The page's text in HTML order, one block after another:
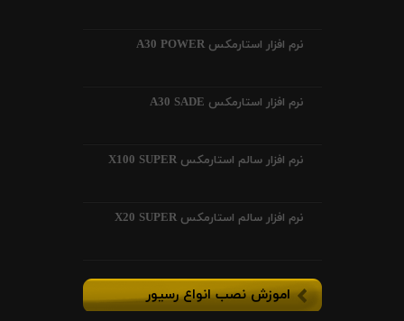
نرم افزار استارمکس A30 POWER
نرم افزار استارمکس A30 SADE
نرم افزار سالم استارمکس X100 SUPER
نرم افزار سالم استارمکس X20 SUPER
اموزش نصب انواع رسیور